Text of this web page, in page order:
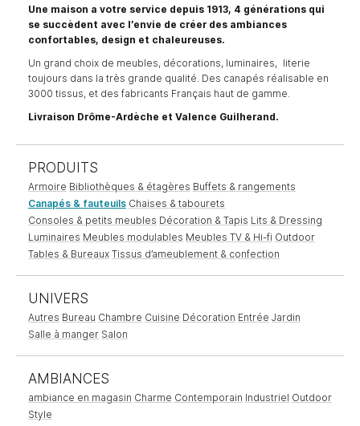
Une maison a votre service depuis 1913, 4 générations qui
se succèdent avec l’envie de créer des ambiances
confortables, design et chaleureuses.
Un grand choix de meubles, décorations, luminaires, literie
toujours dans la très grande qualité. Des canapés réalisable en
3000 tissus, et des fabricants Français haut de gamme.
Livraison Drôme-Ardèche et Valence Guilherand.
PRODUITS
Armoire Bibliothèques & étagères Buffets & rangements
Canapés & fauteuils Chaises & tabourets
Consoles & petits meubles Décoration & Tapis Lits & Dressing
Luminaires Meubles modulables Meubles TV & Hi-fi Outdoor
Tables & Bureaux Tissus d’ameublement & confection
UNIVERS
Autres Bureau Chambre Cuisine Décoration Entrée Jardin
Salle à manger Salon
AMBIANCES
ambiance en magasin Charme Contemporain Industriel Outdoor
Style